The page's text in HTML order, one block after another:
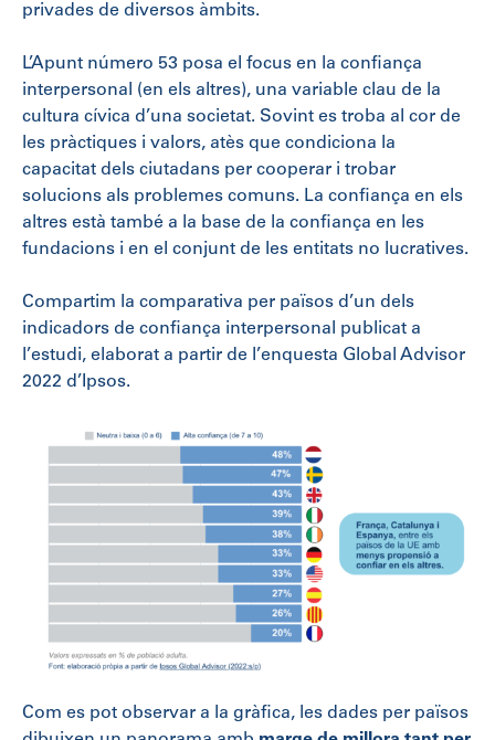
privades de diversos àmbits.
L’Apunt número 53 posa el focus en la confiança
interpersonal (en els altres), una variable clau de la
cultura cívica d’una societat. Sovint es troba al cor de
les pràctiques i valors, atès que condiciona la
capacitat dels ciutadans per cooperar i trobar
solucions als problemes comuns. La confiança en els
altres està també a la base de la confiança en les
fundacions i en el conjunt de les entitats no lucratives.
Compartim la comparativa per països d’un dels
indicadors de confiança interpersonal publicat a
l’estudi, elaborat a partir de l’enquesta Global Advisor
2022 d’Ipsos.
Com es pot observar a la gràfica, les dades per països